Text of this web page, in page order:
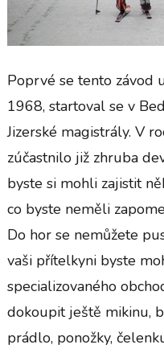
Poprvé se tento závod
1968, startoval se v
Jizerské magistrály. V
zúčastnilo již zhruba
byste si mohli zajistit
co byste neměli
Do hor se nemůžete
vaši přítelkyni byste
specializovaného
dokoupit ještě mikinu,
prádlo, ponožky,